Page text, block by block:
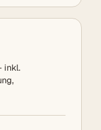
inkl.